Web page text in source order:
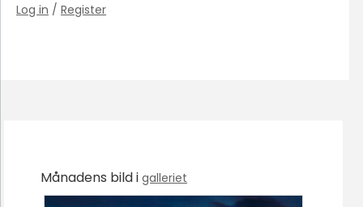
Log in / Register
Månadens bild i galleriet